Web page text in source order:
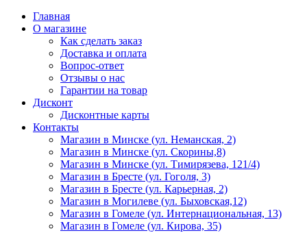
Главная
О магазине
Как сделать заказ
Доставка и оплата
Вопрос-ответ
Отзывы о нас
Гарантии на товар
Дисконт
Дисконтные карты
Контакты
Магазин в Минске (ул. Неманская, 2)
Магазин в Минске (ул. Скорины,8)
Магазин в Минске (ул. Тимирязева, 121/4)
Магазин в Бресте (ул. Гоголя, 3)
Магазин в Бресте (ул. Карьерная, 2)
Магазин в Могилеве (ул. Быховская,12)
Магазин в Гомеле (ул. Интернациональная, 13)
Магазин в Гомеле (ул. Кирова, 35)